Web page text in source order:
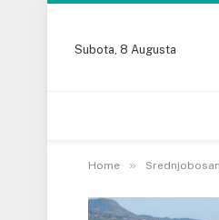
Subota, 8 Augusta
Home »